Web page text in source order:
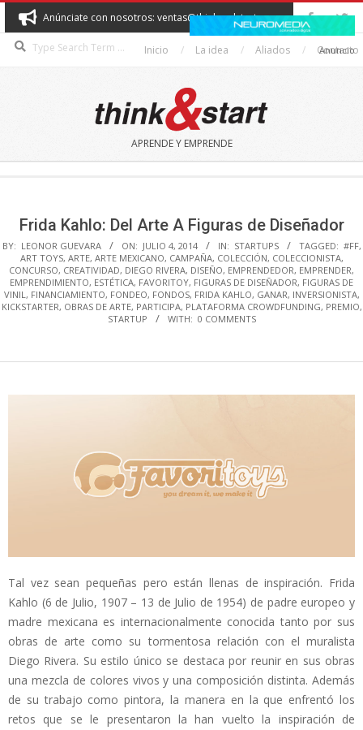
Skip
to
content
Anúnciate con nosotros: ventas@thinkandstart.com
Inicio La idea Aliados Contacto
THINK&START
APRENDE Y EMPRENDE
Anuncio
Frida Kahlo: Del Arte A Figuras de Diseñador
BY: LEONOR GUEVARA ON: JULIO 4, 2014 IN: STARTUPS TAGGED: #FF,
ART TOYS, ARTE, ARTE MEXICANO, CAMPAÑA, COLECCIÓN, COLECCIONISTA,
CONCURSO, CREATIVIDAD, DIEGO RIVERA, DISEÑO, EMPRENDEDOR, EMPRENDER,
EMPRENDIMIENTO, ESTÉTICA, FAVORITOY, FIGURAS DE DISEÑADOR, FIGURAS DE
VINIL, FINANCIAMIENTO, FONDEO, FONDOS, FRIDA KAHLO, GANAR, INVERSIONISTA,
KICKSTARTER, OBRAS DE ARTE, PARTICIPA, PLATAFORMA CROWDFUNDING, PREMIO,
STARTUP
WITH: 0 COMMENTS
Tal vez sean pequeñas pero están llenas de inspiración. Frida
Kahlo (6 de Julio, 1907 – 13 de Julio de 1954) de padre europeo y
madre mexicana es internacionalmente conocida tanto por sus
obras de arte como su tormentosa relación con el muralista
Diego Rivera. Su estilo único se destaca por reunir en sus obras
una mezcla de colores vivos y una composición distinta. Además
de su trabajo como pintora, la manera en la que enfrentó los
retos que se le presentaron la han vuelto la inspiración de